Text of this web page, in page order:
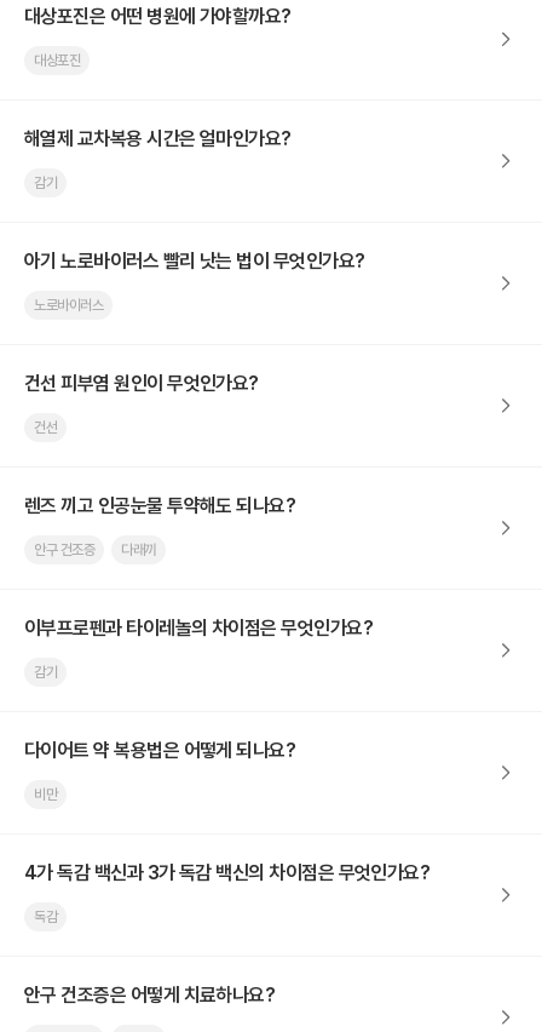
대상포진은 어떤 병원에 가야할까요?
대상포진
해열제 교차복용 시간은 얼마인가요?
감기
아기 노로바이러스 빨리 낫는 법이 무엇인가요?
노로바이러스
건선 피부염 원인이 무엇인가요?
건선
렌즈 끼고 인공눈물 투약해도 되나요?
안구 건조증 다래끼
이부프로펜과 타이레놀의 차이점은 무엇인가요?
감기
다이어트 약 복용법은 어떻게 되나요?
비만
4가 독감 백신과 3가 독감 백신의 차이점은 무엇인가요?
독감
안구 건조증은 어떻게 치료하나요?